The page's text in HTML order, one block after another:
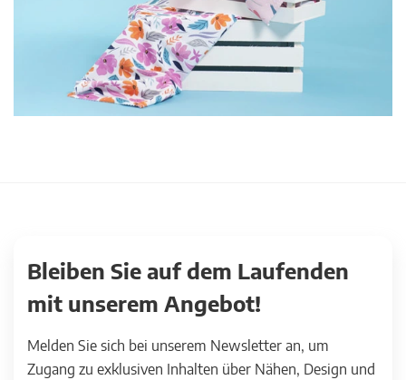
Bleiben Sie auf dem Laufenden
mit unserem Angebot!
Melden Sie sich bei unserem Newsletter an, um
Zugang zu exklusiven Inhalten über Nähen, Design und